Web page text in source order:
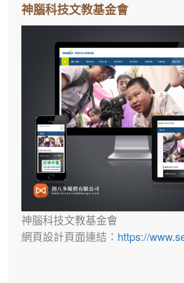
神腦科技文教基金會
神腦科技文教基金會
網頁設計頁面連結： https://